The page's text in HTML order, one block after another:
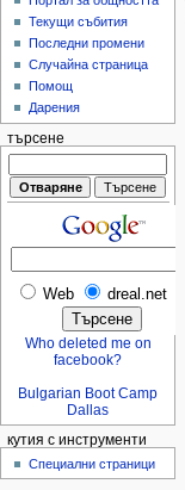
Текущи събития
Последни промени
Случайна страница
Помощ
Дарения
търсене
Web dreal.net
Who deleted me on
facebook?
Bulgarian Boot Camp
Dallas
кутия с инструменти
Специални страници